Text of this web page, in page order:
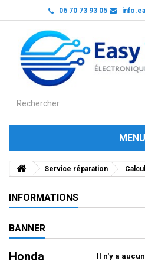
06 70 73 93 05
MENU
Service réparation
INFORMATIONS
BANNER
Honda Il n'y a